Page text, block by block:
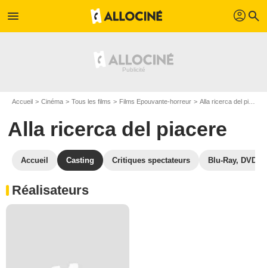
menu profil search
Accueil Cinéma Tous les films Films Epouvante-horreur Alla ricerca del piacere
Alla ricerca del piacere
Accueil Casting Critiques spectateurs Blu-Ray, DVD
Réalisateurs